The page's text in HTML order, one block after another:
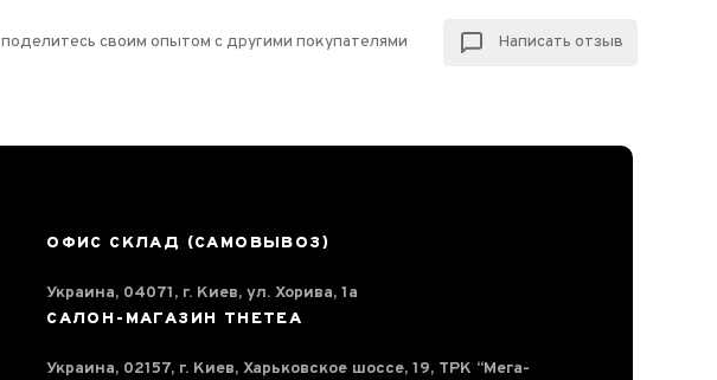
поделитесь своим опытом с другими покупателями Написать отзыв
ОФИС СКЛАД (САМОВЫВОЗ)
Украина, 04071, г. Киев, ул. Хорива, 1а
САЛОН-МАГАЗИН THETEA
Украина, 02157, г. Киев, Харьковское шоссе, 19, ТРК “Мега-